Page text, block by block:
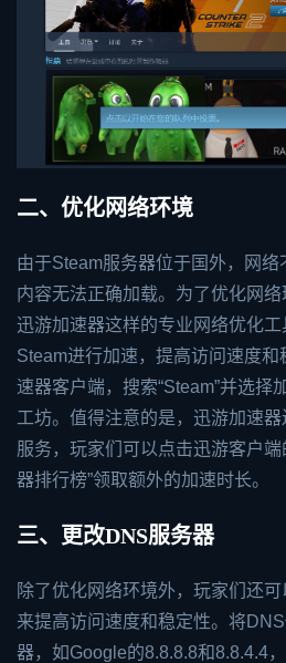
二、优化网络环境
由于Steam服务器位于国外，网
内容无法正确加载。为了优化网
迅游加速器这样的专业网络优化
Steam进行加速，提高访问速度
速器客户端，搜索“Steam”并选择
工坊。值得注意的是，迅游加速
服务，玩家们可以点击迅游客户端
器排行榜”领取额外的加速时长。
三、更改DNS服务器
除了优化网络环境外，玩家们还
来提高访问速度和稳定性。将
器，如Google的8.8.8.8和8.8.4.4